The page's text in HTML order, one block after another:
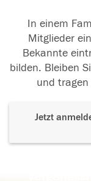
In einem
Mitglieder
Bekannte
bilden. Bleiben
und tragen
Jetzt